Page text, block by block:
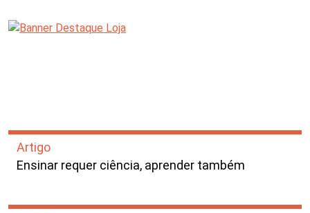
Artigo
Ensinar requer ciência, aprender também